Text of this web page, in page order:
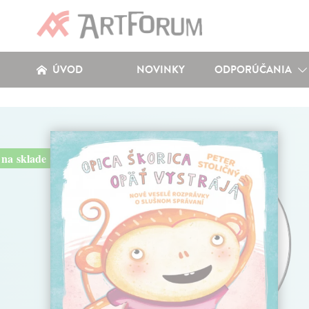
ÚVOD NOVINKY ODPORÚČANIA
na sklade